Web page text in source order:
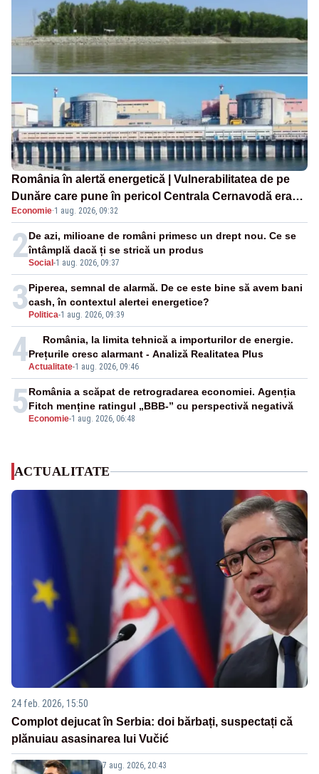
România în alertă energetică | Vulnerabilitatea de pe
Dunăre care pune în pericol Centrala Cernavodă era
cunoscută de pe vremea lui Ceaușescu
Economie·1 aug. 2026, 09:32
2Social -1 aug. 2026, 09:37
De azi, milioane de români primesc un drept nou. Ce se
întâmplă dacă ți se strică un produs
3 Politica-1 aug. 2026, 09:39
Piperea, semnal de alarmă. De ce este bine să avem bani
cash, în contextul alertei energetice?
4Actualitate-1 aug. 2026, 09:46
România, la limita tehnică a importurilor de energie.
Prețurile cresc alarmant - Analiză Realitatea Plus
5 Economie-1 aug. 2026, 06:48
România a scăpat de retrogradarea economiei. Agenția
Fitch menține ratingul „BBB-” cu perspectivă negativă
ACTUALITATE
24 feb. 2026, 15:50
Complot dejucat în Serbia: doi bărbați, suspectați că
plănuiau asasinarea lui Vučić
7 aug. 2026, 20:43